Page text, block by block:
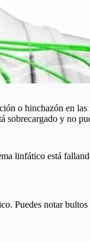
o hinchazón en
sobrecargado y no
linfático está
Puedes notar